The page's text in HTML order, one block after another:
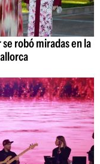
robó miradas en la